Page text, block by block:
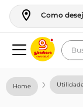
Como
geladeira